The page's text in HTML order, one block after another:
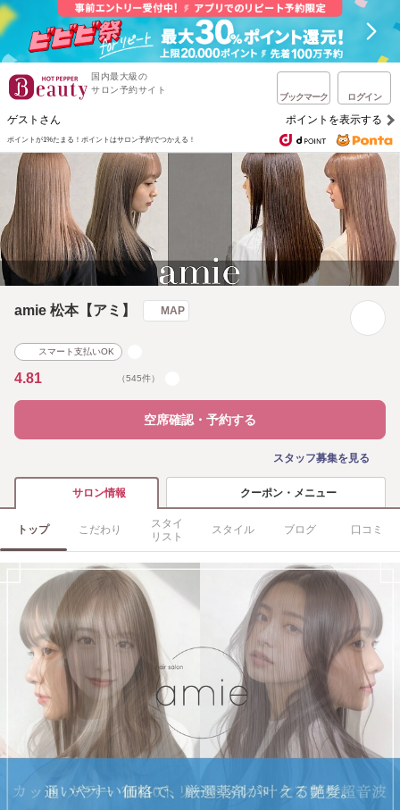
国内最大級の
サロン予約サイト
ブックマーク ログイン
ゲストさん ポイントを表示する
ポイントが1%たまる！ ポイントはサロン予約でつかえる！
amie 松本【アミ】 MAP
スマート支払いOK
4.81 （545件）
空席確認・予約する
スタッフ募集を見る
サロン情報 クーポン・メニュー
トップ こだわり
スタイ
リスト
スタイル ブログ 口コミ